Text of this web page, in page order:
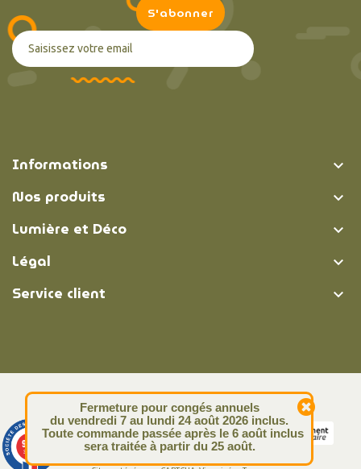
Informations 
Nos produits 
Lumière et Déco 
Légal 
Service client 
© Lumière et Déco | 2026
Fermeture pour congés annuels
du vendredi 7 au lundi 24 août 2026 inclus.
Toute commande passée après le 6 août inclus
sera traitée à partir du 25 août.
9.4
313 avis